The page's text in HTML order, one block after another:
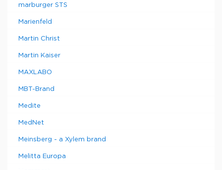
marburger STS
Marienfeld
Martin Christ
Martin Kaiser
MAXLABO
MBT-Brand
Medite
MedNet
Meinsberg - a Xylem brand
Melitta Europa